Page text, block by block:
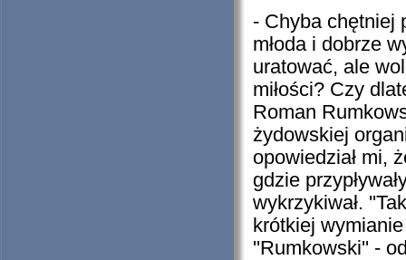
- Chyba chętniej
młoda i dobrze
uratować, ale
miłości? Czy
Roman
żydowskiej
opowiedział mi,
gdzie
wykrzykiwał.
krótkiej
''Rumkowski'' -